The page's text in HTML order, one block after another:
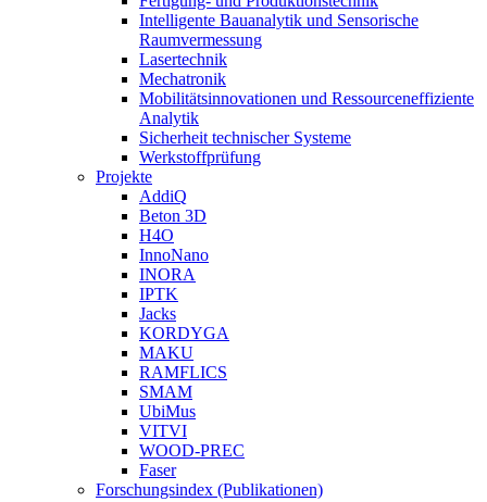
Intelligente Bauanalytik und Sensorische
Raumvermessung
Lasertechnik
Mechatronik
Mobilitätsinnovationen und Ressourceneffiziente
Analytik
Sicherheit technischer Systeme
Werkstoffprüfung
Projekte
AddiQ
Beton 3D
H4O
InnoNano
INORA
IPTK
Jacks
KORDYGA
MAKU
RAMFLICS
SMAM
UbiMus
VITVI
WOOD-PREC
Faser
Forschungsindex (Publikationen)